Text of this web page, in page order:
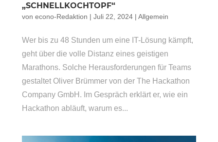
„SCHNELLKOCHTOPF“
von econo-Redaktion | Juli 22, 2024| Allgemein
Wer bis zu 48 Stunden um eine IT-Lösung kämpft,
geht über die volle Distanz eines geistigen
Marathons. Solche Herausforderungen für Teams
gestaltet Oliver Brümmer von der The Hackathon
Company GmbH. Im Gespräch erklärt er, wie ein
Hackathon abläuft, warum es...